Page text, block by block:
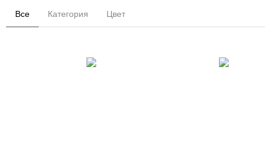
Все Категория Цвет